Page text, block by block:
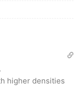
higher densities